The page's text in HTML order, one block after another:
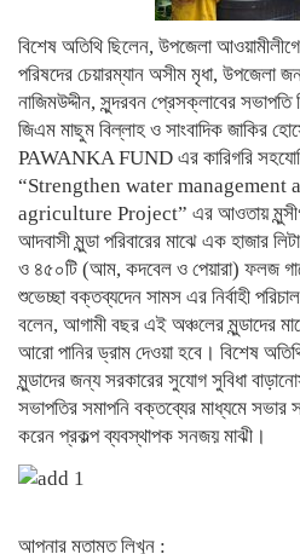
বিশেষ অতিথি ছিলেন, উপজেলা
পরিষদের চেয়ারম্যান অসীম মৃধা, উপজেলা
নাজিমউদ্দীন, সুন্দরবন প্রেসক্লাবের
জিএম মাছুম বিল্লাহ ও সাংবাদিক জাকির
PAWANKA FUND এর কারিগরি
“Strengthen water management
agriculture Project” এর আওতায়
আদবাসী মুন্ডা পরিবারের মাঝে এক হাজার
ও ৪৫০টি (আম, কদবেল ও পেয়ারা) ফলজ
শুভেচ্ছা বক্তব্যদেন সামস এর নির্বাহী
বলেন, আগামী বছর এই অঞ্চলের মুন্ডাদের
আরো পানির ড্রাম দেওয়া হবে। বিশেষ
মুন্ডাদের জন্য সরকারের সুযোগ সুবিধা
সভাপতির সমাপনি বক্তব্যের মাধ্যমে সভার
করেন প্রকল্প ব্যবস্থাপক সনজয় মাঝী।
আপনার মতামত লিখুন :